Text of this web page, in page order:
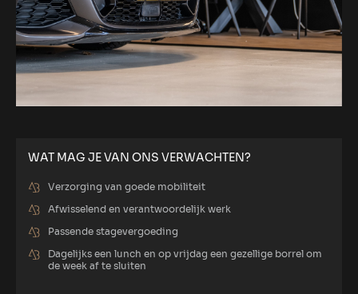
WAT MAG JE VAN ONS VERWACHTEN?
Verzorging van goede mobiliteit
Afwisselend en verantwoordelijk werk
Passende stagevergoeding
Dagelijks een lunch en op vrijdag een gezellige borrel om
de week af te sluiten